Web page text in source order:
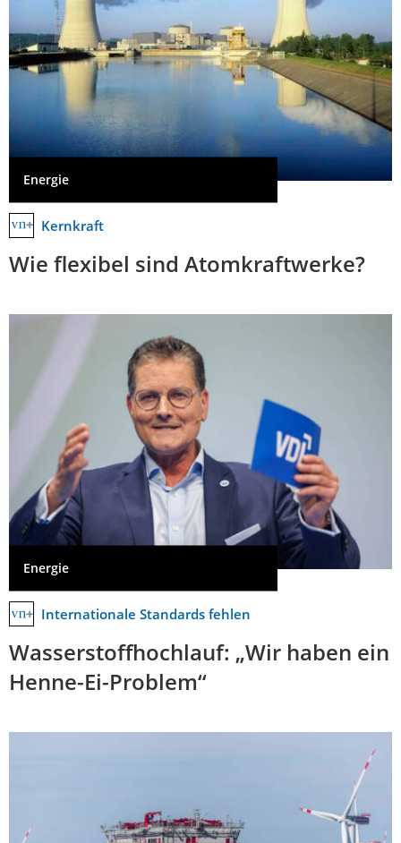
Energie
Kernkraft
Wie flexibel sind Atomkraftwerke?
Energie
Internationale Standards fehlen
Wasserstoffhochlauf: „Wir haben ein
Henne-Ei-Problem“